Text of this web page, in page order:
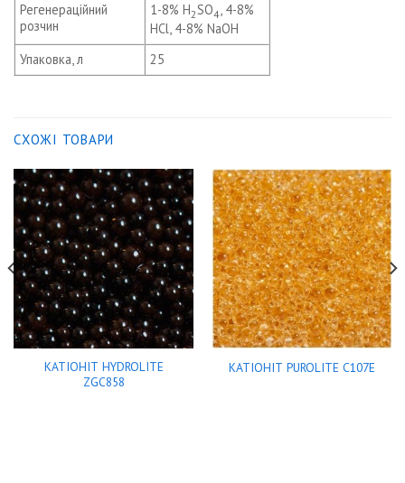
Регенераційний
розчин
1-8% H2SO4, 4-8%
HCl, 4-8% NaOH
Упаковка, л
25
СХОЖІ ТОВАРИ
КАТІОНІТ HYDROLITE
ZGC858
КАТІОНІТ PUROLITE C107E